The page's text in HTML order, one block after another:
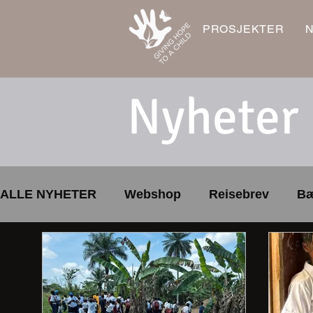
PROSJEKTER
Nyheter
ALLE NYHETER Webshop Reisebrev
Skolebibliotek Sport og lek Årsmøte
LUMDS Gave trygt lokalmiljø